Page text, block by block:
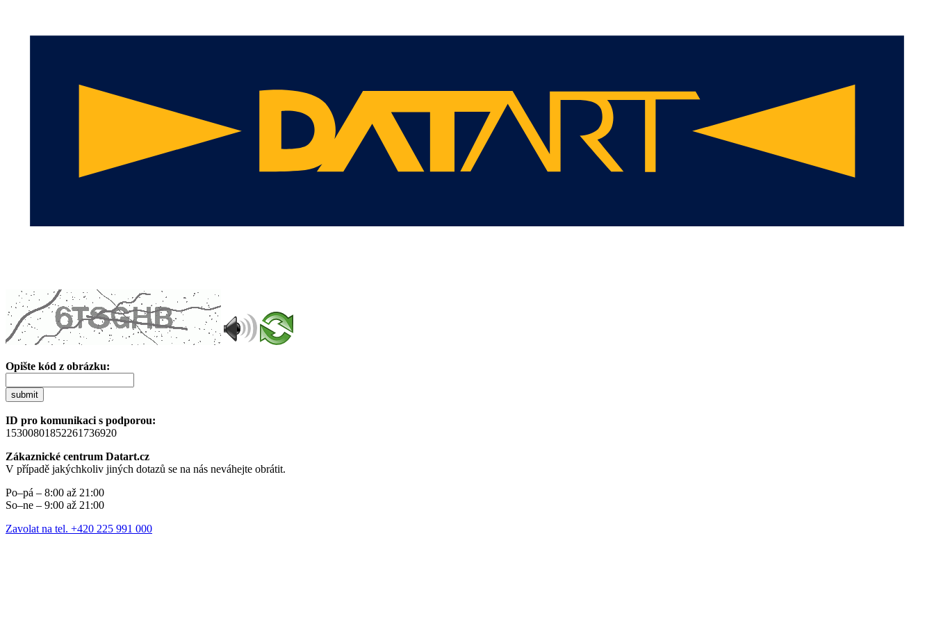
Opište kód z obrázku:
submit
ID pro komunikaci s podporou:
15300801852261736920
Zákaznické centrum Datart.cz
V případě jakýchkoliv jiných dotazů se na nás neváhejte obrátit.
Po–pá – 8:00 až 21:00
So–ne – 9:00 až 21:00
Zavolat na tel. +420 225 991 000